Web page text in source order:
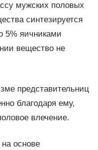
мужских половых
синтезируется
5% яичниками
вещество не
представительниц
благодаря ему,
влечение.
основе